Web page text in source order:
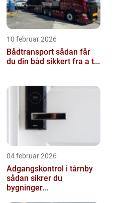
10 februar 2026
Bådtransport sådan får
du din båd sikkert fra a t...
04 februar 2026
Adgangskontrol i tårnby
sådan sikrer du
bygninger...